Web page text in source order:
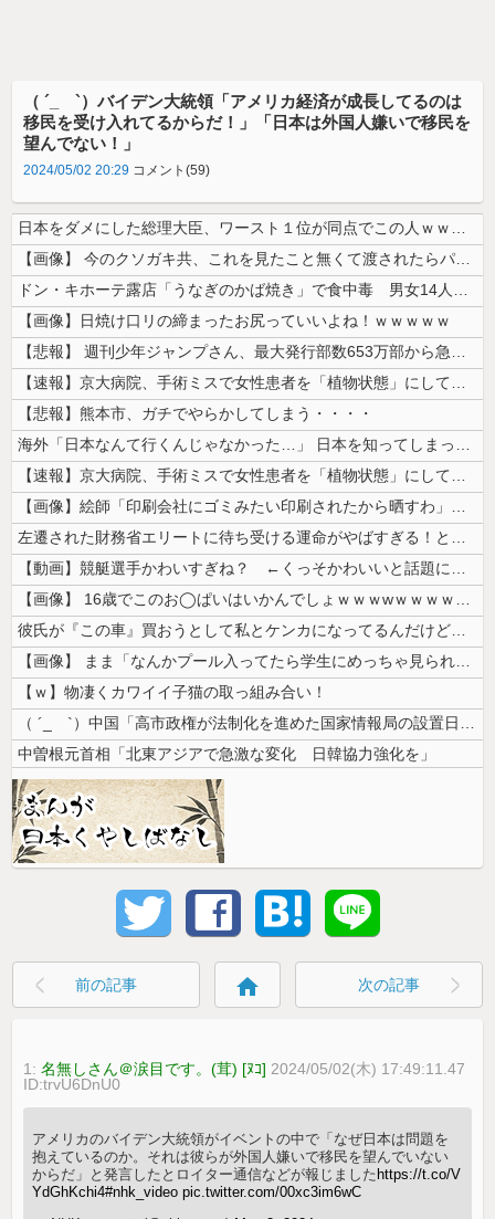
（ ´_ゝ`）バイデン大統領「アメリカ経済が成長してるのは
移民を受け入れてるからだ！」「日本は外国人嫌いで移民を
望んでない！」
2024/05/02 20:29 コメント(59)
日本をダメにした総理大臣、ワースト１位が同点でこの人ｗｗｗｗｗｗ
【画像】 今のクソガキ共、これを見たこと無くて渡されたらパニクるらしい...
ドン・キホーテ露店「うなぎのかば焼き」で食中毒 男女14人が発熱や腹痛...
【画像】日焼け口リの締まったお尻っていいよね！ｗｗｗｗｗ
【悲報】 週刊少年ジャンプさん、最大発行部数653万部から急降下でつい...
【速報】京大病院、手術ミスで女性患者を「植物状態」にしてしまう・・・
【悲報】熊本市、ガチでやらかしてしまう・・・・
海外「日本なんて行くんじゃなかった…」 日本を知ってしまったディズニー...
【速報】京大病院、手術ミスで女性患者を「植物状態」にしてしまう・・・
【画像】絵師「印刷会社にゴミみたい印刷されたから晒すわ」→お前がクレー...
左遷された財務省エリートに待ち受ける運命がやばすぎる！と話題に、経歴自...
【動画】競艇選手かわいすぎね？ ←くっそかわいいと話題にｗｗｗ 【Pi...
【画像】 16歳でこのお◯ぱいはいかんでしょｗｗｗwｗｗｗｗｗｗｗｗ❤
彼氏が『この車』買おうとして私とケンカになってるんだけどｗｗｗｗｗｗ
【画像】 まま「なんかプール入ってたら学生にめっちゃ見られたw」
【ｗ】物凄くカワイイ子猫の取っ組み合い！
（ ´_ゝ`）中国「高市政権が法制化を進めた国家情報局の設置日が7月3...
中曽根元首相「北東アジアで急激な変化 日韓協力強化を」
前の記事 home 次の記事
1:名無しさん＠涙目です。(茸) [ﾇｺ] 2024/05/02(木) 17:49:11.47
ID:trvU6DnU0
アメリカのバイデン大統領がイベントの中で「なぜ日本は問題を
抱えているのか。それは彼らが外国人嫌いで移民を望んでいない
からだ」と発言したとロイター通信などが報じました https://t.co/V
YdGhKchi4#nhk_video pic.twitter.com/00xc3im6wC